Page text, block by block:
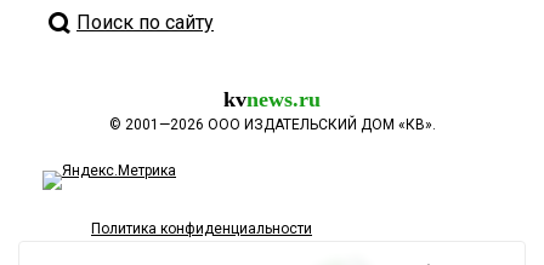
Поиск по сайту
kvnews.ru
© 2001—2026 ООО ИЗДАТЕЛЬСКИЙ ДОМ «КВ».
Политика конфиденциальности